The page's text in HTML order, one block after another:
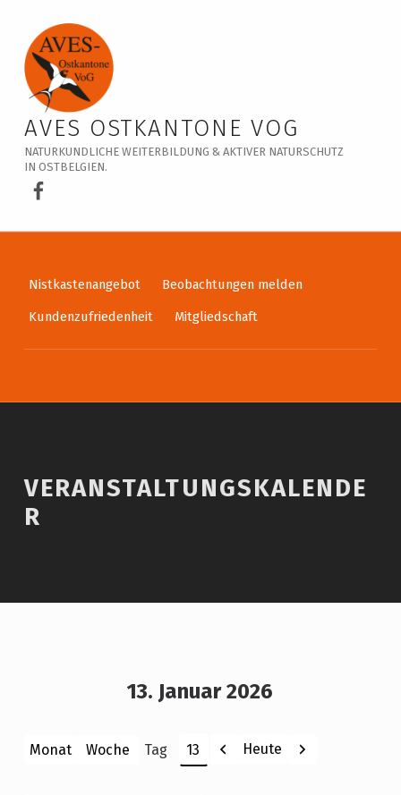
Veranstaltungskalender – AVES Ostkantone VoG
AVES OSTKANTONE VOG
NATURKUNDLICHE WEITERBILDUNG & AKTIVER NATURSCHUTZ
IN OSTBELGIEN.
AVES Ostkantone bei Facebook
Nistkastenangebot
Beobachtungen melden
Kundenzufriedenheit
Mitgliedschaft
VERANSTALTUNGSKALENDE
R
13. Januar 2026
Monat Woche Tag
Monat
Tag
Jahr
Zurück
Heute Weiter